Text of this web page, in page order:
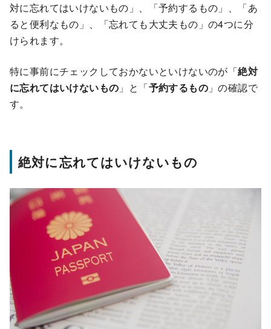
対に忘れてはいけないもの」、「予約するもの」、「あ
ると便利なもの」、「忘れても大丈夫もの」の4つに分
けられます。
特に事前にチェックしておかないといけないのが「絶対
に忘れてはいけないもの 」と「予約するもの 」の確認で
す。
絶対に忘れてはいけないもの